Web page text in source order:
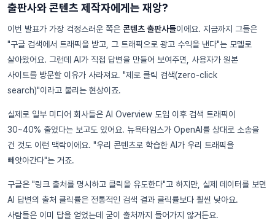
출판사와 콘텐츠 제작자에게는 재앙?
이번 발표가 가장 걱정스러운 쪽은 콘텐츠 출판사들이에요. 지금까지 그들은
"구글 검색에서 트래픽을 받고, 그 트래픽으로 광고 수익을 낸다"는 모델로
살아왔어요. 그런데 AI가 직접 답변을 만들어 보여주면, 사용자가 원본
사이트를 방문할 이유가 사라져요. "제로 클릭 검색(zero-click
search)"이라고 불리는 현상이죠.
실제로 일부 미디어 회사들은 AI Overview 도입 이후 검색 트래픽이
30~40% 줄었다는 보고도 있어요. 뉴욕타임스가 OpenAI를 상대로 소송을
건 것도 이런 맥락이에요. "우리 콘텐츠로 학습한 AI가 우리 트래픽을
빼앗아간다"는 거죠.
구글은 "링크 출처를 명시하고 클릭을 유도한다"고 하지만, 실제 데이터를 보면
AI 답변의 출처 클릭률은 전통적인 검색 결과 클릭률보다 훨씬 낮아요.
사람들은 이미 답을 얻었는데 굳이 출처까지 들어가지 않거든요.